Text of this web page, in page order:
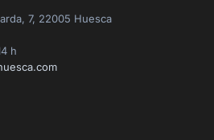
7, 22005 Huesca
h